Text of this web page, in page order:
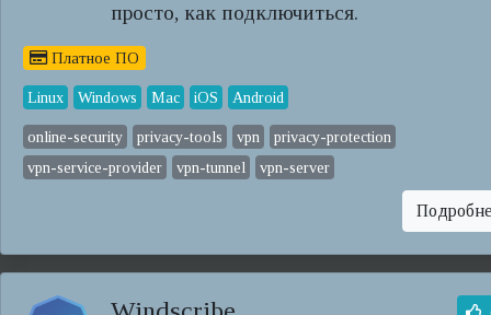
просто, как подключиться.
Платное ПО
Linux Windows Mac iOS Android
online-security privacy-tools vpn
privacy-protection
vpn-service-provider
vpn-tunnel vpn-server